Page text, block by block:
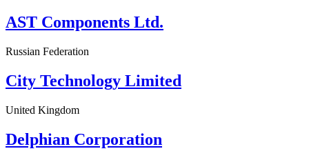
AST Components Ltd.
Russian Federation
City Technology Limited
United Kingdom
Delphian Corporation